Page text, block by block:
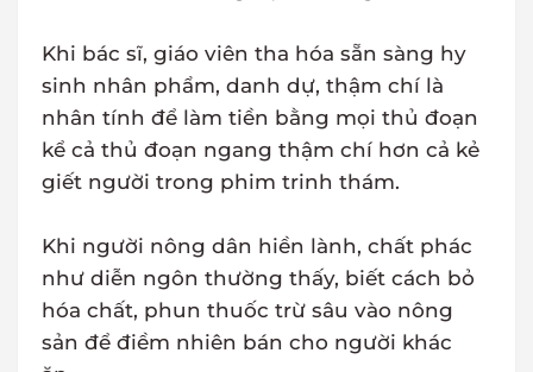
Khi bác sĩ, giáo viên tha hóa sẵn sàng hy
sinh nhân phẩm, danh dự, thậm chí là
nhân tính để làm tiền bằng mọi thủ đoạn
kể cả thủ đoạn ngang thậm chí hơn cả kẻ
giết người trong phim trinh thám.
Khi người nông dân hiền lành, chất phác
như diễn ngôn thường thấy, biết cách bỏ
hóa chất, phun thuốc trừ sâu vào nông
sản để điềm nhiên bán cho người khác